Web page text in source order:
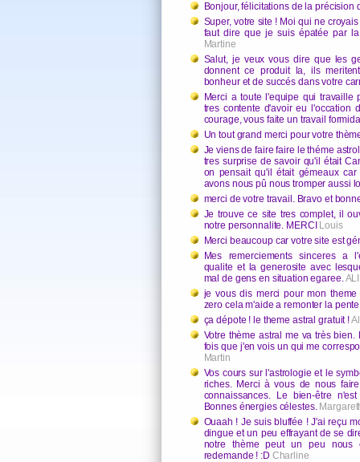
Bonjour, félicitations de la précision
Super, votre site ! Moi qui ne
faut dire que je suis épatée par
Martine
Salut, je veux vous dire que les
donnent ce produit la, ils
bonheur et de succés dans votre
Merci a toute l'equipe qui travaille
tres contente d'avoir eu l'occation
courage, vous faite un travail
Un tout grand merci pour votre
Je viens de faire faire le théme
tres surprise de savoir qu'il était
on pensait qu'il était gémeaux
avons nous pû nous tromper aussi
merci de votre travail. Bravo et
Je trouve ce site tres complet, il
notre personnalite. MERCI Louis
Merci beaucoup car votre site est
Mes remerciements sinceres a
qualite et la generosite avec
mal de gens en situation egaree.ALI
je vous dis merci pour mon
zero cela m'aide a remonter la
ça dépote ! le theme astral gratuit !
Votre thème astral me va très
fois que j'en vois un qui me
Martin
Vos cours sur l'astrologie et le
riches. Merci à vous de nous
connaissances. Le bien-être
Bonnes énergies célestes.
Ouaah ! Je suis bluffée ! J'ai reçu
dingue et un peu effrayant de se
notre thème peut un peu nous
redemande ! :D Charline